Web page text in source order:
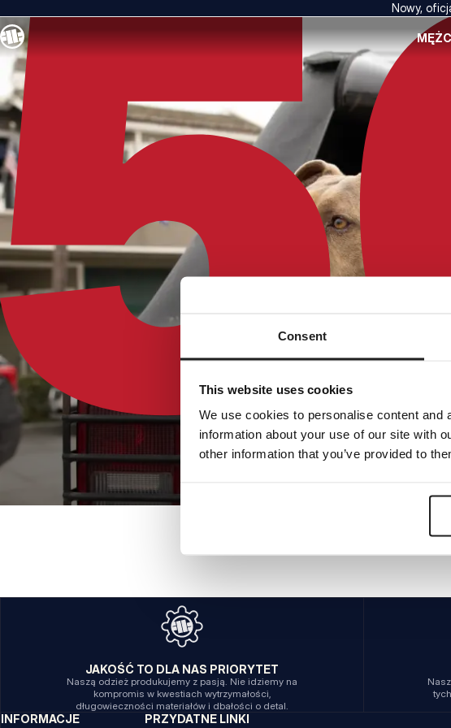
Consent
This website uses cookies
We use cookies to personalise content
information about your use of our site with
other information that you’ve provided to
Nowy,
JAKOŚĆ TO DLA NAS PRIORYTET
Naszą odzież produkujemy z pasją. Nie idziemy na
kompromis w kwestiach wytrzymałości,
długowieczności materiałów i dbałości o detal.
INFORMACJE
PRZYDATNE LINKI